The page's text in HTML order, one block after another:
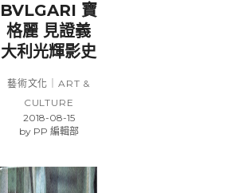
BVLGARI 寶
格麗 見證義
大利光輝影史
藝術文化｜ART &
CULTURE
2018-08-15
byPP 編輯部